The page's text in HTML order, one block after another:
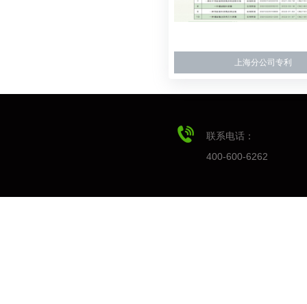
上海分公司专利
联系电话：
400-600-6262